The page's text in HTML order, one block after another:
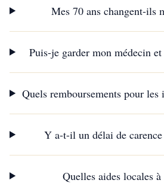
Mes 70 ans changent-ils
Puis-je garder mon médecin
Quels remboursements pour les
Y a-t-il un délai de carence
Quelles aides locales